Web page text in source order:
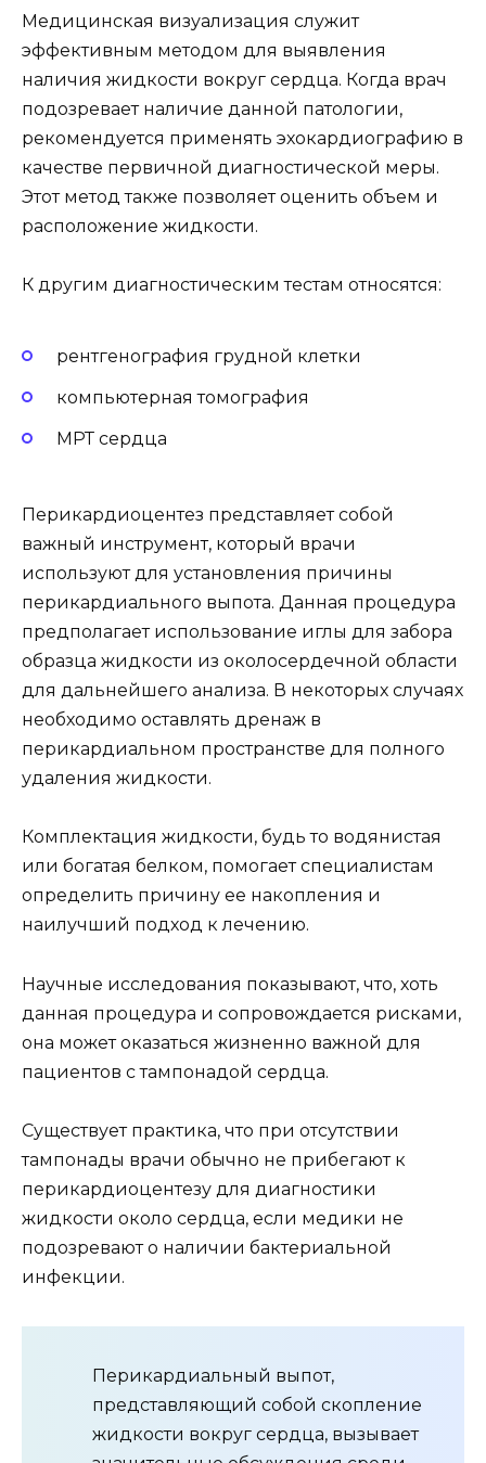
Медицинская визуализация служит
эффективным методом для выявления
наличия жидкости вокруг сердца. Когда врач
подозревает наличие данной патологии,
рекомендуется применять эхокардиографию в
качестве первичной диагностической меры.
Этот метод также позволяет оценить объем и
расположение жидкости.
К другим диагностическим тестам относятся:
рентгенография грудной клетки
компьютерная томография
МРТ сердца
Перикардиоцентез представляет собой
важный инструмент, который врачи
используют для установления причины
перикардиального выпота. Данная процедура
предполагает использование иглы для забора
образца жидкости из околосердечной области
для дальнейшего анализа. В некоторых случаях
необходимо оставлять дренаж в
перикардиальном пространстве для полного
удаления жидкости.
Комплектация жидкости, будь то водянистая
или богатая белком, помогает специалистам
определить причину ее накопления и
наилучший подход к лечению.
Научные исследования показывают, что, хоть
данная процедура и сопровождается рисками,
она может оказаться жизненно важной для
пациентов с тампонадой сердца.
Существует практика, что при отсутствии
тампонады врачи обычно не прибегают к
перикардиоцентезу для диагностики
жидкости около сердца, если медики не
подозревают о наличии бактериальной
инфекции.
Перикардиальный выпот,
представляющий собой скопление
жидкости вокруг сердца, вызывает